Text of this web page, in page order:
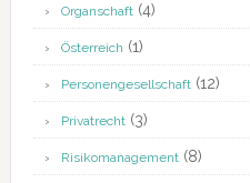
Organschaft(4)
Österreich (1)
Personengesellschaft(12)
Privatrecht(3)
Risikomanagement(8)